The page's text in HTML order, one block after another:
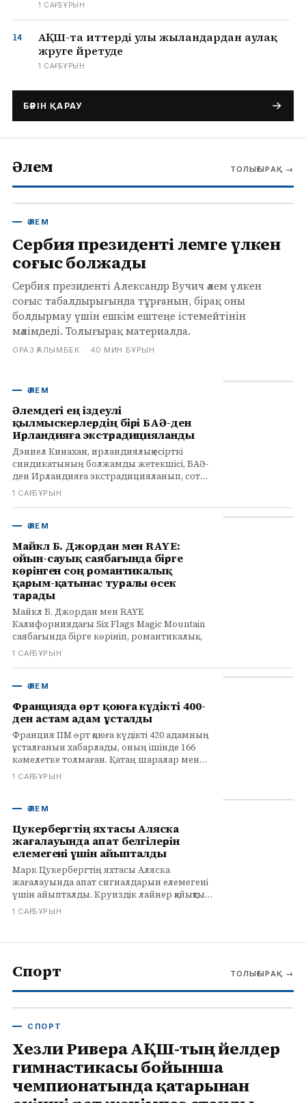
1 САҒ БҰРЫН
АҚШ-та иттерді улы жыландардан аулақ
жүруге үйретуде
1 САҒ БҰРЫН
БӘРІН ҚАРАУ
Әлем ТОЛЫҒЫРАҚ →
ӘЛЕМ
Сербия президенті әлемге үлкен
соғыс болжады
Сербия президенті Александр Вучич әлем үлкен
соғыс табалдырығында тұрғанын, бірақ оны
болдырмау үшін ешкім ештеңе істемейтінін
мәлімдеді. Толығырақ материалда.
ОРАЗ ҒАЛЫМБЕК · 40 МИН БҰРЫН
ӘЛЕМ
Әлемдегі ең іздеулі
қылмыскерлердің бірі БАӘ-ден
Ирландияға экстрадицияланды
Дэниел Кинахан, ирландиялық есірткі
синдикатының болжамды жетекшісі, БАӘ-
ден Ирландияға экстрадицияланып, сот
алдына келді. Толығырақ infohub.kz
1 САҒ БҰРЫН
ӘЛЕМ
Майкл Б. Джордан мен RAYE:
ойын-сауық саябағында бірге
көрінген соң романтикалық
қарым-қатынас туралы өсек
тарады
Майкл Б. Джордан мен RAYE
Калифорниядағы Six Flags Magic Mountain
саябағында бірге көрініп, романтикалық
қарым-қатынас туралы өсек тудырды.
1 САҒ БҰРЫН
ӘЛЕМ
Францияда өрт қоюға күдікті 400-
ден астам адам ұсталды
Франция ІІМ өрт қоюға күдікті 420 адамның
ұсталғанын хабарлады, оның ішінде 166
кәмелетке толмаған. Қатаң шаралар мен
сот үкімдері туралы толығырақ.
1 САҒ БҰРЫН
ӘЛЕМ
Цукербергтің яхтасы Аляска
жағалауында апат белгілерін
елемегені үшін айыпталды
Марк Цукербергтің яхтасы Аляска
жағалауында апат сигналдарын елемегені
үшін айыпталды. Круиздік лайнер қайықты
құтқарды, ал миллиардердің яхтасы
1 САҒ БҰРЫН
Спорт ТОЛЫҒЫРАҚ →
СПОРТ
Хезли Ривера АҚШ-тың әйелдер
гимнастикасы бойынша
чемпионатында қатарынан